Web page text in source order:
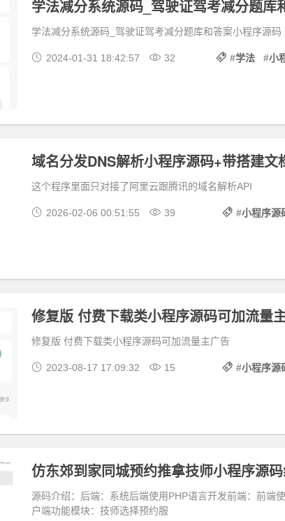
学法减分系统源码_驾驶证驾考减分题库和答案小程序源码
2024-01-31 18:42:57 32 #学法 #小
域名分发DNS解析小程序源码+带搭建文
这个程序里面只对接了阿里云跟腾讯的域名解析API
2026-02-06 00:51:55 39 #小程序源
修复版 付费下载类小程序源码可加流量
修复版 付费下载类小程序源码可加流量主广告
2023-08-17 17:09:32 15 #小程序源
源码介绍：后端：系统后端使用PHP语言开发前端：前端
户端功能模块：技师选择预约服